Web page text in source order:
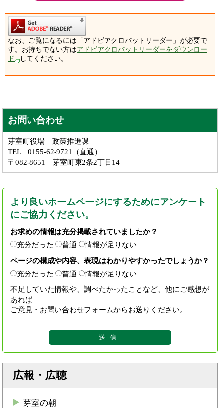
なお、ご覧になるには「アドビアクロバットリーダー」が必要で
す。お持ちでない方はアドビアクロバットリーダーをダウンロー
ド
してください。
お問い合わせ
芽室町役場 政策推進課
TEL 0155-62-9721（直通）
〒082-8651 芽室町東2条2丁目14
より良いホームページにするためにアンケート
にご協力ください。
お求めの情報は充分掲載されていましたか？
充分だった
普通
情報が足りない
ページの構成や内容、表現はわかりやすかったでしょうか？
充分だった
普通
情報が足りない
不足していた情報や、調べたかったことなど、他にご感想が
あれば
ご意見・お問い合わせフォームからお送りください。
広報・広聴
芽室の朝